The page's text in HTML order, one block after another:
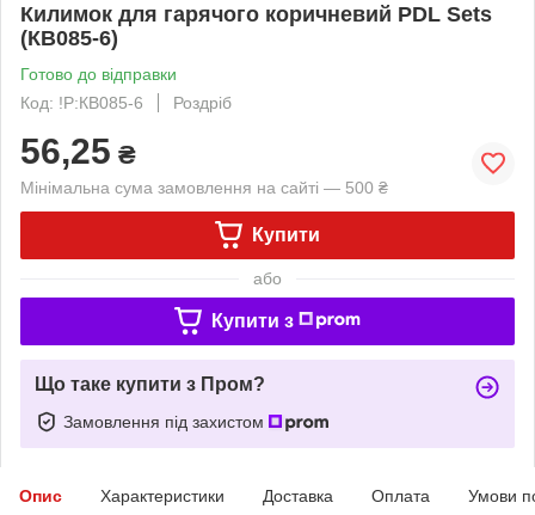
Килимок для гарячого коричневий PDL Sets
(КВ085-6)
Готово до відправки
Код: !P:КВ085-6
Роздріб
56,25 ₴
Мінімальна сума замовлення на сайті — 500 ₴
Купити
або
Купити з
Що таке купити з Пром?
Замовлення під захистом
Опис Характеристики Доставка Оплата Умови